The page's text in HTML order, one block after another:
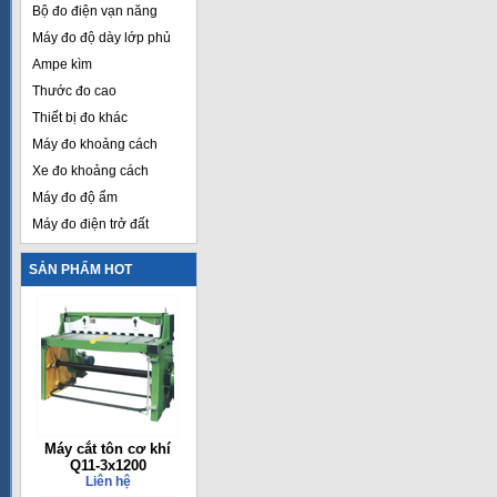
Bộ đo điện vạn năng
Máy đo độ dày lớp phủ
Ampe kìm
Thước đo cao
Thiết bị đo khác
Máy đo khoảng cách
Xe đo khoảng cách
Máy đo độ ẩm
Máy đo điện trở đất
SẢN PHẨM HOT
Máy cắt tôn cơ khí
Q11-3x1200
Liên hệ